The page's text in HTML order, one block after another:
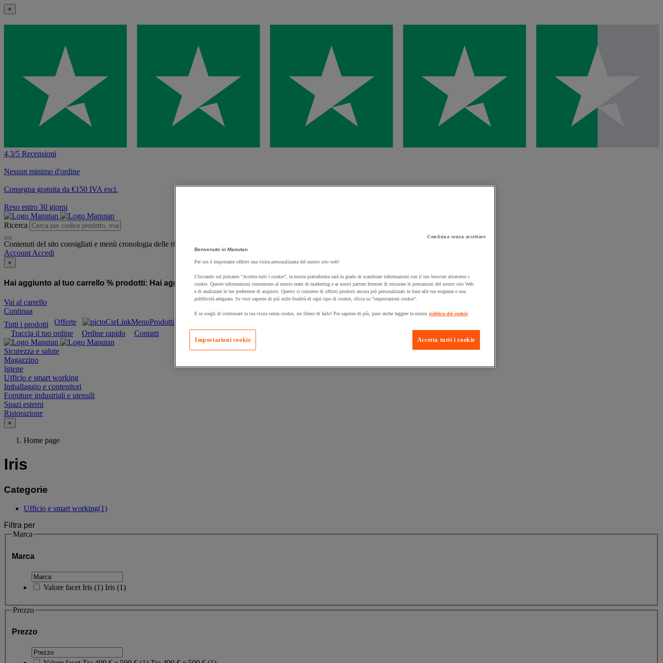
×
4,3/5 Recensioni
Nessun minimo d'ordine
Consegna gratuita da €150 IVA escl.
Reso entro 30 giorni
Ricerca
Contenuti del sito consigliati e menù cronologia delle ricerche
Account Accedi
×
Hai aggiunto al tuo carrello % prodotti: Hai aggiunto al tuo carrello un prodotto:
Vai al carrello
Continua
Tutti i prodotti
Offerte Prodotti sostenibili
Traccia il tuo ordine
Ordine rapido Contatti
Sicurezza e salute
Magazzino
Igiene
Ufficio e smart working
Imballaggio e contenitori
Forniture industriali e utensili
Spazi esterni
Ristorazione
×
Home page
Iris
Categorie
Ufficio e smart working(1)
Filtra per
Marca
Marca
Valore facet Iris (1) Iris (1)
Prezzo
Prezzo
Continua senza accettare
Benvenuto in Manutan
Per noi è importante offrirti una visita personalizzata del nostro sito web!
Cliccando sul pulsante "Accetta tutti i cookie", la nostra piattaforma sarà in grado di scambiare informazioni con il tuo browser attraverso i
cookie. Queste informazioni consentono al nostro team di marketing e ai nostri partner Internet di misurare le prestazioni del nostro sito Web
e di analizzare le tue preferenze di acquisto. Questo ci consente di offrirti prodotti ancora più personalizzati in base alle tue esigenze e una
pubblicità adeguata. Se vuoi saperne di più sulle finalità di ogni tipo di cookie, clicca su "impostazioni cookie".
E se scegli di continuare la tua visita senza cookie, sei libero di farlo! Per saperne di più, puoi anche leggere la nostra politica dei cookie
Accetta tutti i cookie
Impostazioni cookie